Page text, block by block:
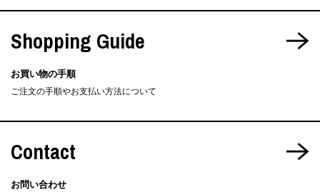
Shopping Guide
お買い物の手順
ご注文の手順やお支払い方法について
Contact
お問い合わせ